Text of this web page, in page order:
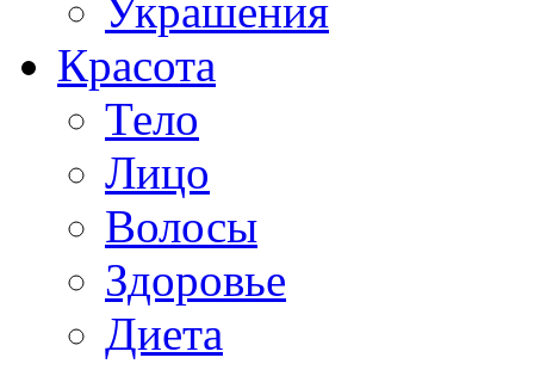
Украшения
Красота
Тело
Лицо
Волосы
Здоровье
Диета